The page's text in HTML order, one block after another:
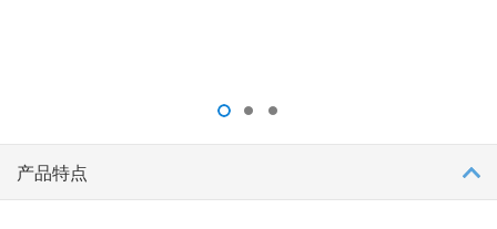
产品特点